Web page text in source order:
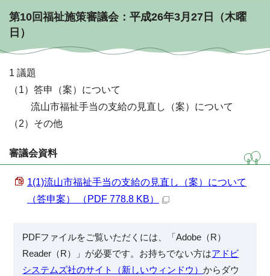
第10回福祉施策審議会：平成26年3月27日（木曜
日）
1 議題
（1）答申（案）について
流山市福祉手当の支給の見直し（案）について
（2）その他
審議会資料
1(1)流山市福祉手当の支給の見直し（案）について
（答申案） （PDF 778.8 KB）
PDFファイルをご覧いただくには、「Adobe（R）
Reader（R）」が必要です。お持ちでない方はアドビ
システムズ社のサイト（新しいウィンドウ）からダウ